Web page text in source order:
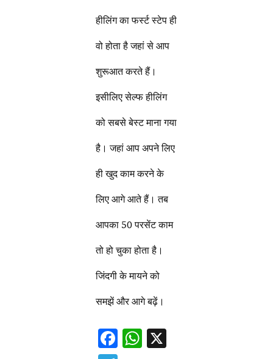
हीलिंग का फर्स्ट स्टेप ही
वो होता है जहां से आप
शुरूआत करते हैं।
इसीलिए सेल्फ हीलिंग
को सबसे बेस्ट माना गया
है। जहां आप अपने लिए
ही खुद काम करने के
लिए आगे आते हैं। तब
आपका 50 परसेंट काम
तो हो चुका होता है।
जिंदगी के मायने को
समझें और आगे बढ़ें।
F
W